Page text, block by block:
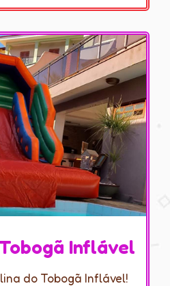
Inflável
do Tobogã Inflável!